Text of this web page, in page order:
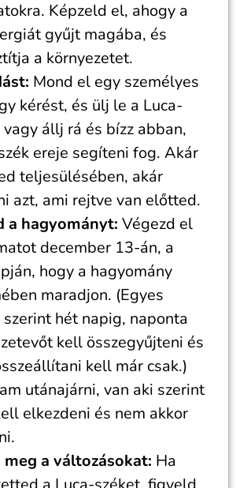
Képzeld el, ahogy a
gyűjt magába, és
a környezetet.
Mond el egy személyes
kérést, és ülj le a Luca-
vagy állj rá és bízz abban,
ereje segíteni fog. Akár
teljesülésében, akár
azt, ami rejtve van előtted.
a hagyományt: Végezd el
december 13-án, a
hogy a hagyomány
maradjon. (Egyes
hét napig, naponta
kell összegyűjteni és
kell már csak.)
utánajárni, van aki szerint
elkezdeni és nem akkor
a változásokat: Ha